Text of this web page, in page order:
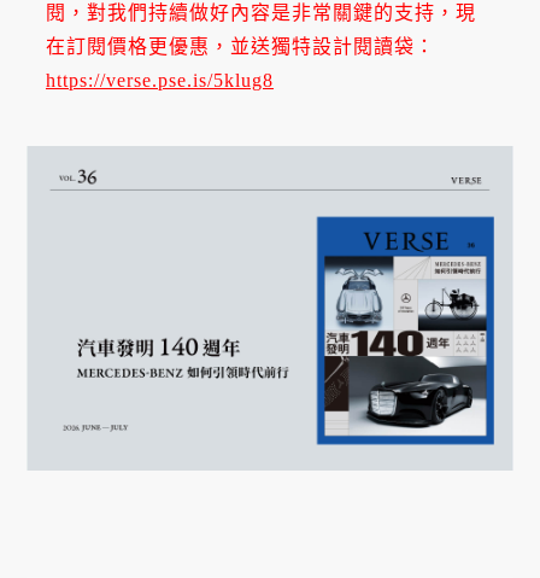
閱，對我們持續做好內容是非常關鍵的支持，現
在訂閱價格更優惠，並送獨特設計閱讀袋：
https://verse.pse.is/5klug8